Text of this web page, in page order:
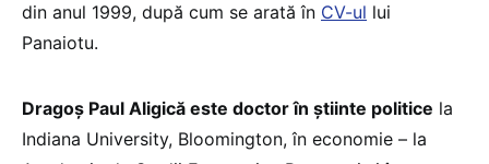
din anul 1999, după cum se arată în CV-ul lui
Panaiotu.
Dragoș Paul Aligică este doctor în ştiinte politice la
Indiana University, Bloomington, în economie – la